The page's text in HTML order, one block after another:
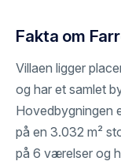
Fakta om
Villaen ligger
og har et samlet
Hovedbygningen
på en 3.032 m²
på 6 værelser og